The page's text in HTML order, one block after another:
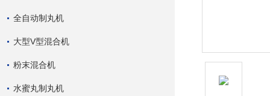
全自动制丸机
大型V型混合机
粉末混合机
水蜜丸制丸机